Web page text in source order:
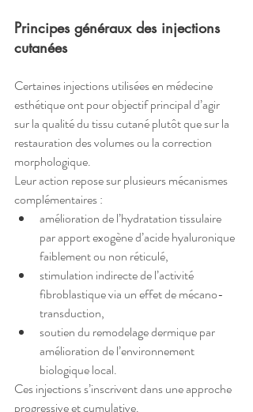
Principes généraux des injections
cutanées
Certaines injections utilisées en médecine
esthétique ont pour objectif principal d’agir
sur la qualité du tissu cutané plutôt que sur la
restauration des volumes ou la correction
morphologique.
Leur action repose sur plusieurs mécanismes
complémentaires :
amélioration de l’hydratation tissulaire
par apport exogène d’acide hyaluronique
faiblement ou non réticulé,
stimulation indirecte de l’activité
fibroblastique via un effet de mécano-
transduction,
soutien du remodelage dermique par
amélioration de l’environnement
biologique local.
Ces injections s’inscrivent dans une approche
progressive et cumulative.